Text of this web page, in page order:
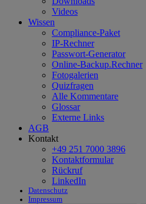
Videos
Wissen
Compliance-Paket
IP-Rechner
Passwort-Generator
Online-Backup.Rechner
Fotogalerien
Quizfragen
Alle Kommentare
Glossar
Externe Links
AGB
Kontakt
+49 251 7000 3896
Kontaktformular
Rückruf
LinkedIn
Datenschutz
Impressum